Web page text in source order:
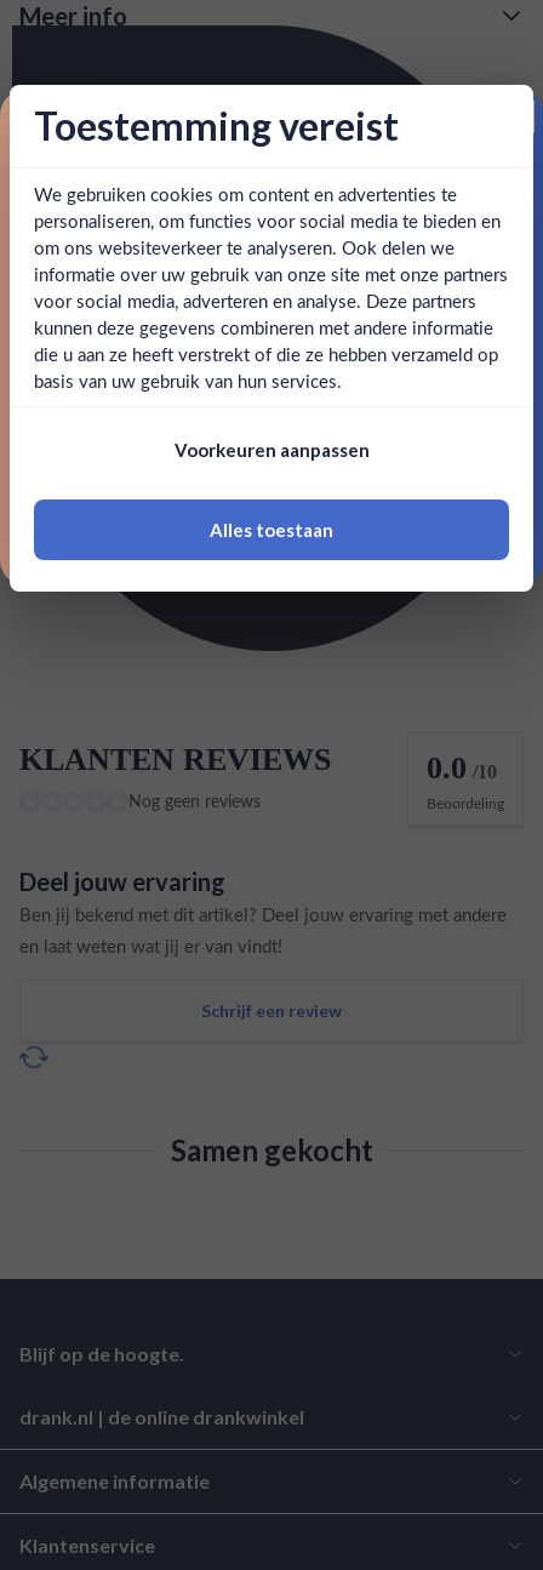
Ben jij 18 jaar of ouder?
Ja Nee
18 jaar of ouder zijn
Meer info
Snelle levering : voor 15:00, morgen in huis (uitzondering bij
artikel vermeld)
Behulpzameen goed bereikbare klantenservice.
Over El Jolgorio Espadin Ancestral
De woorden zijn onderweg... nog even geduld.
SPECIFICATIES
Alcohol 53.40%
Merk Casa Cortes
Kleurstoffen
Espadin
KLANTEN REVIEWS
Nog geen reviews
0.0 /10
Beoordeling
Deel jouw ervaring
Ben jij bekend met dit artikel? Deel jouw ervaring met andere
en laat weten wat jij er van vindt!
Schrijf een review
Samen gekocht
drank.nl | de online drankwinkel
Algemene informatie
Klantenservice
Blijf op de hoogte.
Toestemming vereist
We gebruiken cookies om content en advertenties te
personaliseren, om functies voor social media te bieden en
om ons websiteverkeer te analyseren. Ook delen we
informatie over uw gebruik van onze site met onze partners
voor social media, adverteren en analyse. Deze partners
kunnen deze gegevens combineren met andere informatie
die u aan ze heeft verstrekt of die ze hebben verzameld op
basis van uw gebruik van hun services.
Voorkeuren aanpassen
Alles toestaan
Proost op je eerste korting!
Schrijf je in en ontvang direct 5% korting op je eerste
bestelling.
Email
Claim mijn korting